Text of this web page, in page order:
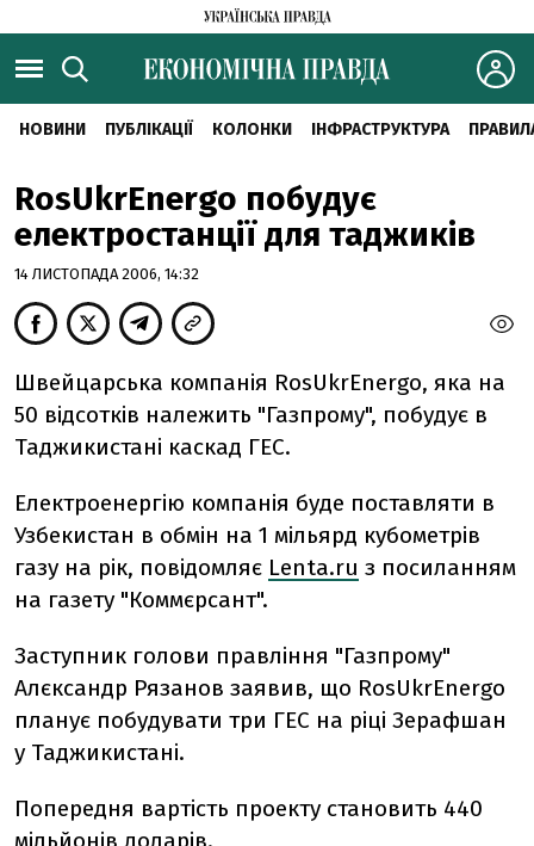
НОВИНИ ПУБЛІКАЦІЇ КОЛОНКИ ІНФРАСТРУКТУРА
RosUkrEnergo побудує
електростанції для таджиків
14 ЛИСТОПАДА 2006, 14:32
Швейцарська компанія RosUkrEnergo, яка на
50 відсотків належить "Газпрому", побудує в
Таджикистані каскад ГЕС.
Електроенергію компанія буде поставляти в
Узбекистан в обмін на 1 мільярд кубометрів
газу на рік, повідомляє Lenta.ru з посиланням
на газету "Коммєрсант".
Заступник голови правління "Газпрому"
Алєксандр Рязанов заявив, що RosUkrEnergo
планує побудувати три ГЕС на ріці Зерафшан
у Таджикистані.
Попередня вартість проекту становить 440